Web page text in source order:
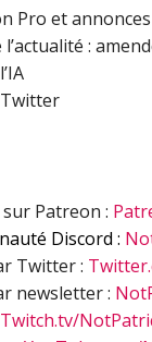
Pro et annonces
l’actualité :
Patreon :
Discord :
Twitter :
newsletter :
Twitch.tv/